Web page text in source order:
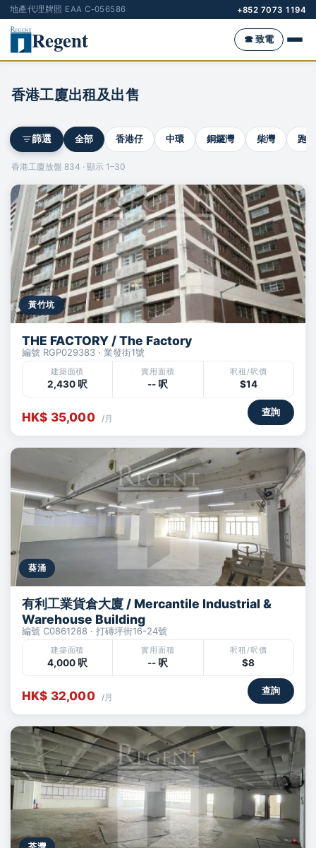
地產代理牌照 EAA C-056586 +852 7073 1194
Regent ☎ 致電
香港工廈出租及出售
篩選 全部 香港仔 中環 銅鑼灣 柴灣 跑
香港工廈放盤 834 · 顯示 1–30
黃竹坑
THE FACTORY / The Factory
編號 RGP029383 · 業發街1號
建築面積
2,430 呎
實用面積
-- 呎
呎租/呎價
$14
HK$ 35,000 /月
查詢
葵涌
有利工業貨倉大廈 / Mercantile Industrial &
Warehouse Building
編號 C0861288 · 打磚坪街16-24號
建築面積
4,000 呎
實用面積
-- 呎
呎租/呎價
$8
HK$ 32,000 /月
查詢